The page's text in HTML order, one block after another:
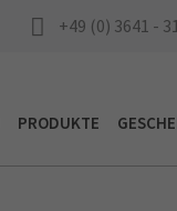
+49 (0) 3641 -
PRODUKTE